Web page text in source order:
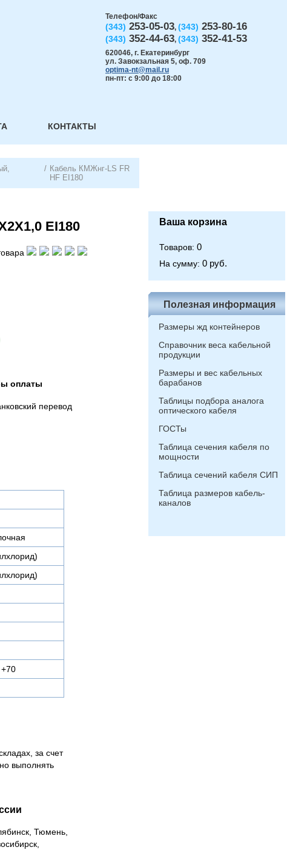
Телефон/Факс
(343) 253-05-03, (343) 253-80-16
(343) 352-44-63, (343) 352-41-53
620046, г. Екатеринбург
ул. Завокзальная 5, оф. 709
optima-nt@mail.ru
пн-пт: с 9:00 до 18:00
КОНТАКТЫ
/ Кабель КМЖнг-LS FR
HF EI180
EI180
оплаты
перевод
за счет
выполнять
Тюмень,
Ваша корзина
Товаров: 0
На сумму: 0 руб.
Полезная информация
Размеры жд контейнеров
Справочник веса кабельной
продукции
Размеры и вес кабельных
барабанов
Таблицы подбора аналога
оптического кабеля
ГОСТы
Таблица сечения кабеля по
мощности
Таблица сечений кабеля СИП
Таблица размеров кабель-
каналов